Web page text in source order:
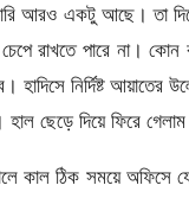
আরও একটু আছে। তা
রাখতে পারে না।
হাদিসে নির্দিষ্ট
ছেড়ে দিয়ে ফিরে গেলাম
কাল ঠিক সময়ে